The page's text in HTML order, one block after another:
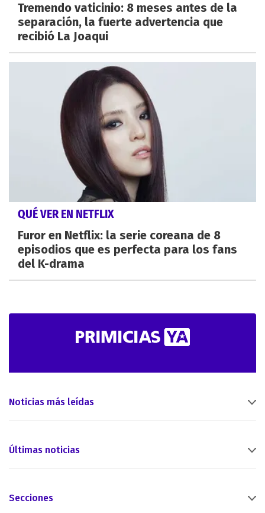
Tremendo vaticinio: 8 meses antes de la
separación, la fuerte advertencia que
recibió La Joaqui
QUÉ VER EN NETFLIX
Furor en Netflix: la serie coreana de 8
episodios que es perfecta para los fans
del K-drama
Noticias más leídas
Últimas noticias
Secciones